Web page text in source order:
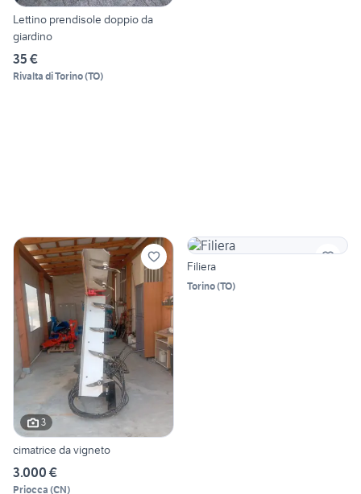
Lettino prendisole doppio da
giardino
35 €
Rivalta di Torino(TO)
3
cimatrice da vigneto
3.000 €
Priocca (CN)
Filiera
Torino(TO)